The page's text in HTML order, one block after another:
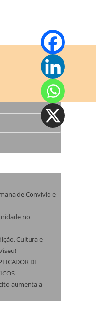
de Convívio e
no
Cultura e
DE
aumenta a